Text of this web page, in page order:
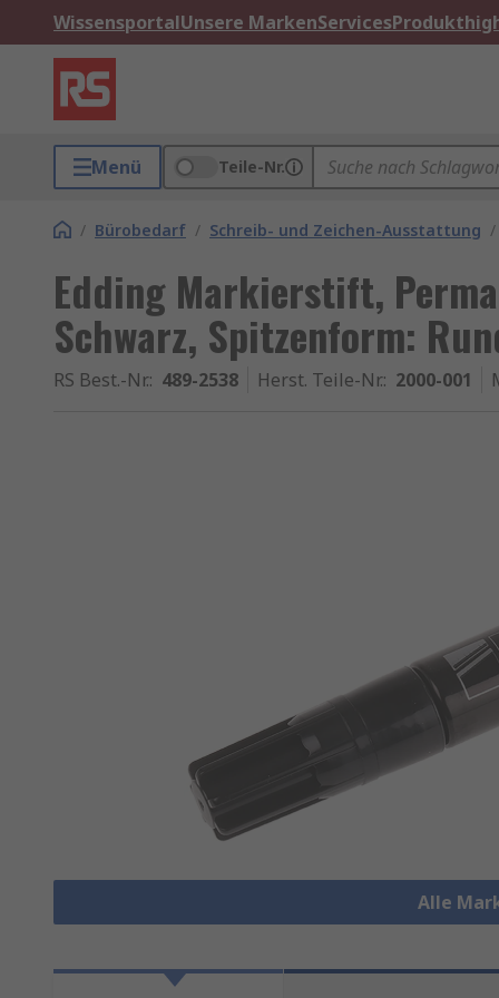
WissensportalUnsere MarkenServices
Menü Teile-Nr.
/ Bürobedarf / Schreib- und Zeichen-Ausstattung /
Edding Markierstift,
Schwarz, Spitzenform:
RS Best.-Nr.: 489-2538 Herst. Teile-Nr.: 2000-001
Alle